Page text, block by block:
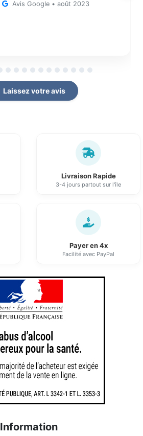
Avis Google • août 2023
Laissez votre avis
Livraison Rapide
3-4 jours partout sur l'île
Payer en 4x
Facilité avec PayPal
Information